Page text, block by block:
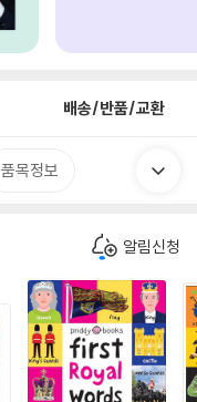
배송/반품/교환
품목정보
알림신청